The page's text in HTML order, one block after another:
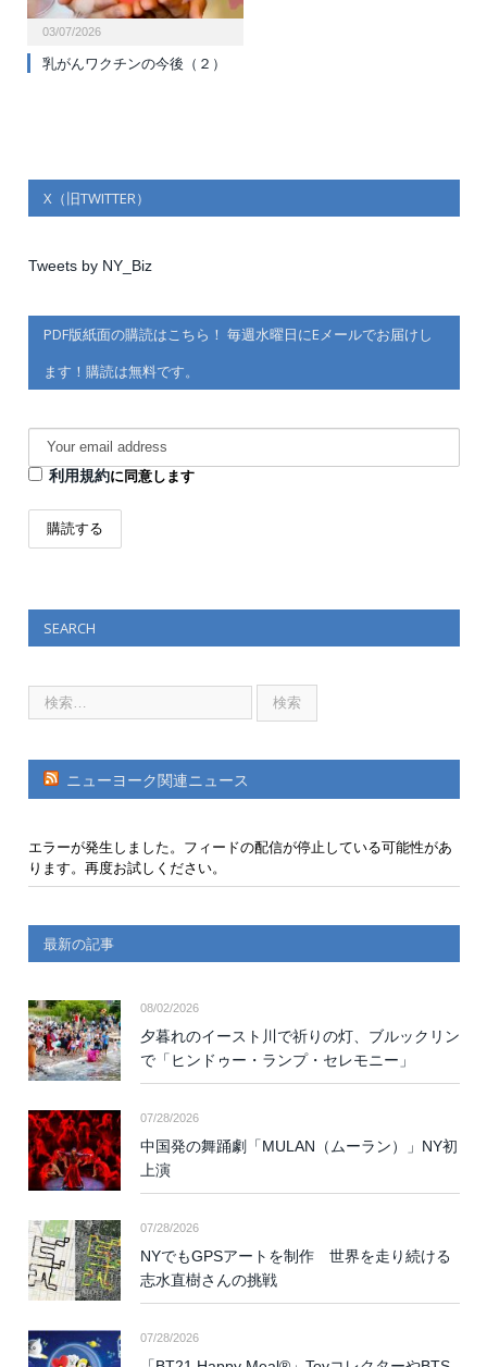
03/07/2026
乳がんワクチンの今後（２）
X（旧TWITTER）
Tweets by NY_Biz
PDF版紙面の購読はこちら！ 毎週水曜日にEメールでお届けし
ます！購読は無料です。
利用規約に同意します
SEARCH
ニューヨーク関連ニュース
エラーが発生しました。フィードの配信が停止している可能性があ
ります。再度お試しください。
最新の記事
08/02/2026
夕暮れのイースト川で祈りの灯、ブルックリン
で「ヒンドゥー・ランプ・セレモニー」
07/28/2026
中国発の舞踊劇「MULAN（ムーラン）」NY初
上演
07/28/2026
NYでもGPSアートを制作 世界を走り続ける
志水直樹さんの挑戦
07/28/2026